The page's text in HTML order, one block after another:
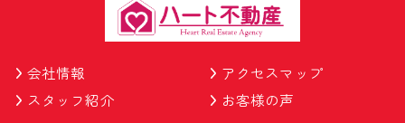
会社情報
アクセスマップ
スタッフ紹介
お客様の声